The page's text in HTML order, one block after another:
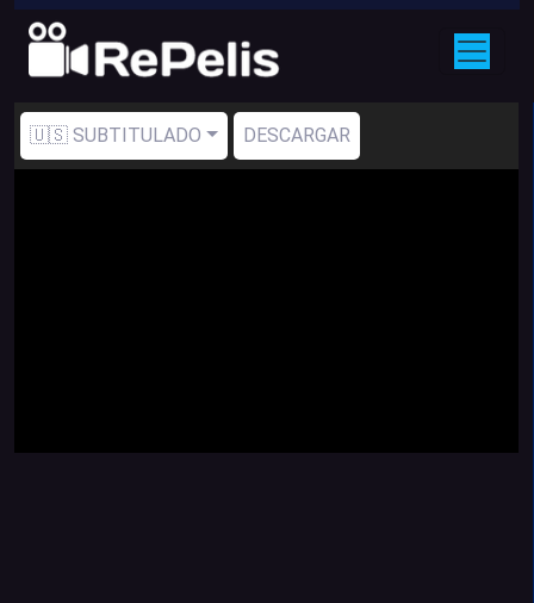
🇺🇸 SUBTITULADO DESCARGAR